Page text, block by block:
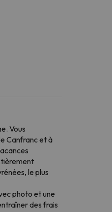
Vous
Canfranc et à
le plus
photo et une
des frais